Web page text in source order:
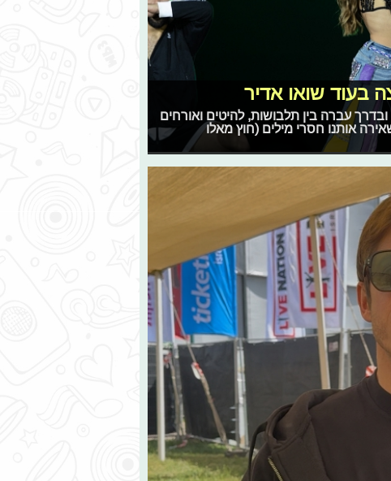
בעוד שואו אדיר
עברה בין תלבושות, להיטים ואורחים
אותנו חסרי מילים (חוץ מאלו